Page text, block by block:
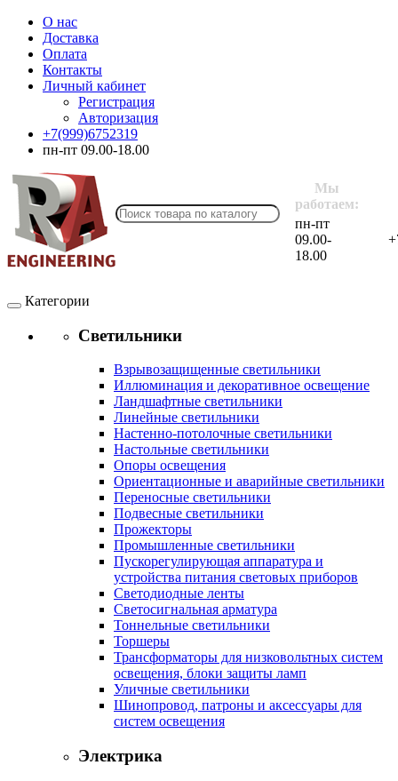
О нас
Доставка
Оплата
Контакты
Личный кабинет
Регистрация
Авторизация
+7(999)6752319
пн-пт 09.00-18.00
Мы
работаем:
пн-пт
09.00-
18.00
Категории
Светильники
Взрывозащищенные светильники
Иллюминация и декоративное освещение
Ландшафтные светильники
Линейные светильники
Настенно-потолочные светильники
Настольные светильники
Опоры освещения
Ориентационные и аварийные светильники
Переносные светильники
Подвесные светильники
Прожекторы
Промышленные светильники
Пускорегулирующая аппаратура и
устройства питания световых приборов
Светодиодные ленты
Светосигнальная арматура
Тоннельные светильники
Торшеры
Трансформаторы для низковольтных систем
освещения, блоки защиты ламп
Уличные светильники
Шинопровод, патроны и аксессуары для
систем освещения
Электрика